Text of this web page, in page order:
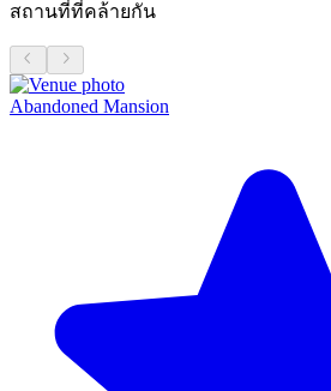
สถานที่ที่คล้ายกัน
Abandoned Mansion